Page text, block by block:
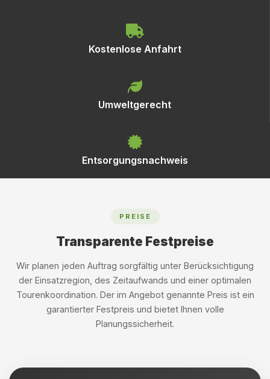
Kostenlose Anfahrt
Umweltgerecht
Entsorgungsnachweis
PREISE
Transparente Festpreise
Wir planen jeden Auftrag sorgfältig unter Berücksichtigung
der Einsatzregion, des Zeitaufwands und einer optimalen
Tourenkoordination. Der im Angebot genannte Preis ist ein
garantierter Festpreis und bietet Ihnen volle
Planungssicherheit.